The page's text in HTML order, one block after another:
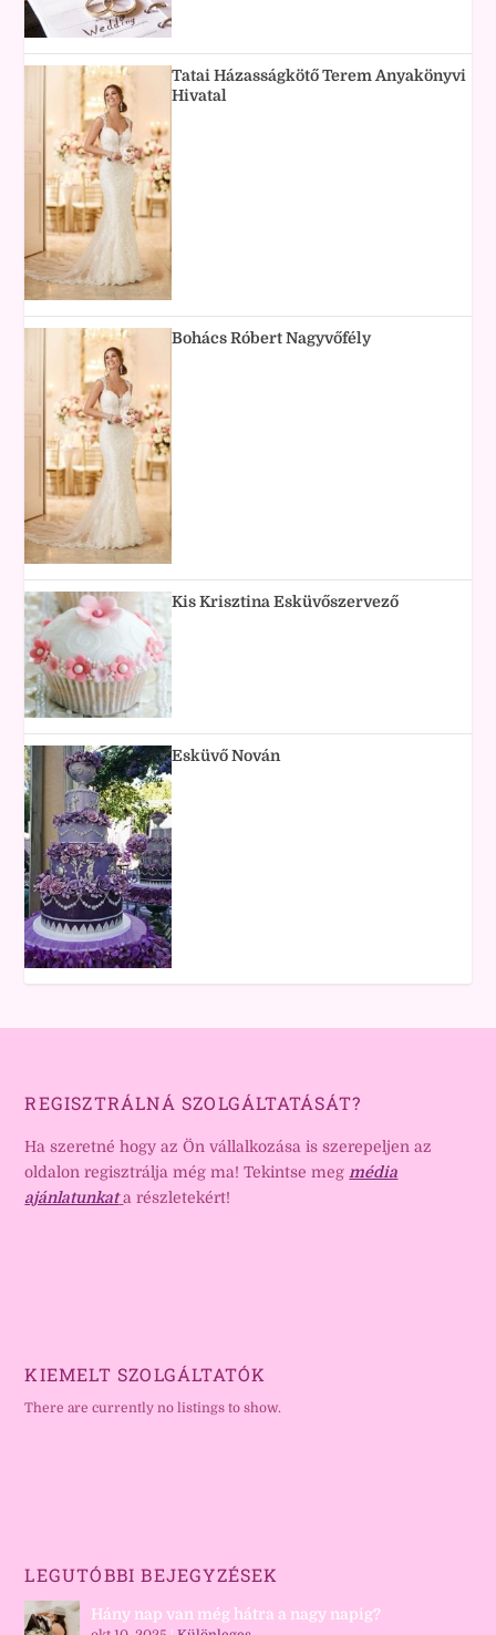
Tatai Házasságkötő Terem Anyakönyvi
Hivatal
Bohács Róbert Nagyvőfély
Kis Krisztina Esküvőszervező
Esküvő Nován
REGISZTRÁLNÁ SZOLGÁLTATÁSÁT?
Ha szeretné hogy az Ön vállalkozása is szerepeljen az
oldalon regisztrálja még ma! Tekintse meg média
ajánlatunkat a részletekért!
KIEMELT SZOLGÁLTATÓK
There are currently no listings to show.
LEGUTÓBBI BEJEGYZÉSEK
Hány nap van még hátra a nagy napig?